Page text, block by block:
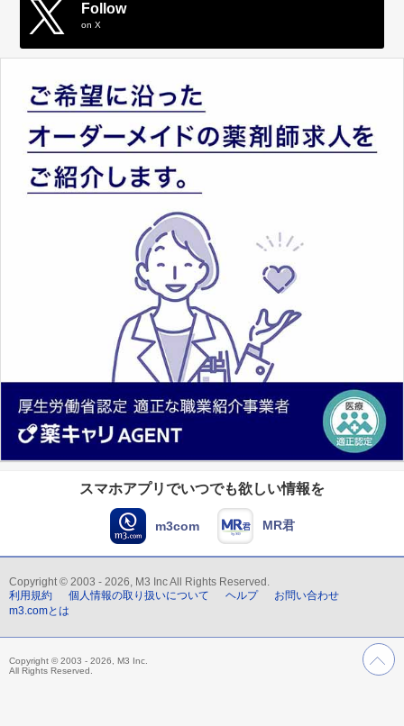
Follow
on X
スマホアプリでいつでも欲しい情報を
m3com MR君
Copyright © 2003 - 2026, M3 Inc All Rights Reserved.
利用規約
個人情報の取り扱いについて ヘルプ
お問い合わせ
m3.comとは
Copyright © 2003 - 2026, M3 Inc.
All Rights Reserved.